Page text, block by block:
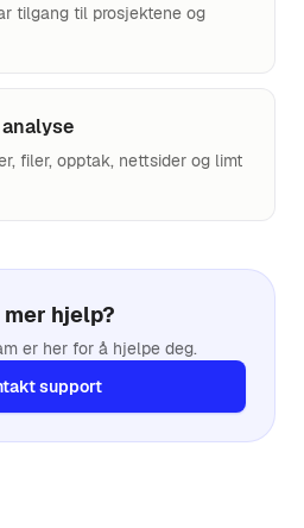
tilgang til prosjektene og
filer, opptak, nettsider og limt
hjelp?
er her for å hjelpe deg.
support